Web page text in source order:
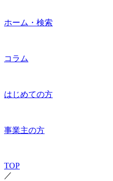
ホーム・検索
コラム
はじめての方
事業主の方
TOP
／